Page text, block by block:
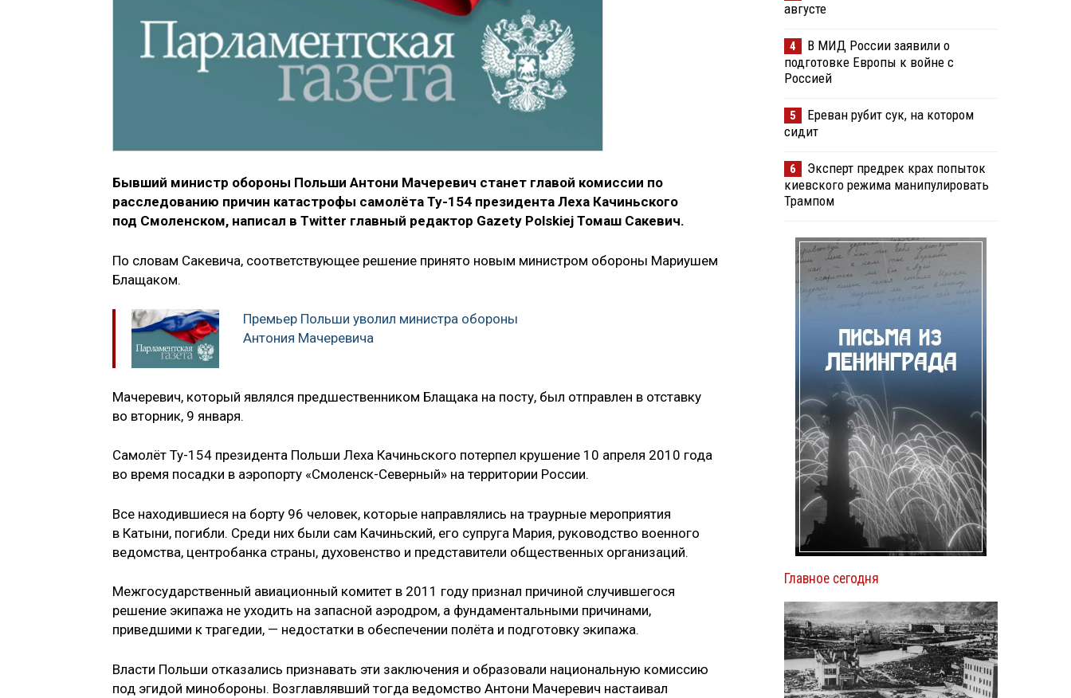
Бывший министр обороны Польши Антони Мачеревич станет главой комиссии по
расследованию причин катастрофы самолёта Ту-154 президента Леха Качиньского
под Смоленском, написал в Twitter главный редактор Gazety Polskiej Томаш Сакевич.
По словам Сакевича, соответствующее решение принято новым министром обороны Мариушем
Блащаком.
Премьер Польши уволил министра обороны
Антония Мачеревича
Мачеревич, который являлся предшественником Блащака на посту, был отправлен в отставку
во вторник, 9 января.
Самолёт Ту-154 президента Польши Леха Качиньского потерпел крушение 10 апреля 2010 года
во время посадки в аэропорту «Смоленск-Северный» на территории России.
Все находившиеся на борту 96 человек, которые направлялись на траурные мероприятия
в Катыни, погибли. Среди них были сам Качиньский, его супруга Мария, руководство военного
ведомства, центробанка страны, духовенство и представители общественных организаций.
Межгосударственный авиационный комитет в 2011 году признал причиной случившегося
решение экипажа не уходить на запасной аэродром, а фундаментальными причинами,
приведшими к трагедии, — недостатки в обеспечении полёта и подготовку экипажа.
Власти Польши отказались признавать эти заключения и образовали национальную комиссию
под эгидой минобороны. Возглавлявший тогда ведомство Антони Мачеревич настаивал
августе
4
В МИД России заявили о
подготовке Европы к войне с
Россией
5
Ереван рубит сук, на котором
сидит
6
Эксперт предрек крах попыток
киевского режима манипулировать
Трампом
Главное сегодня